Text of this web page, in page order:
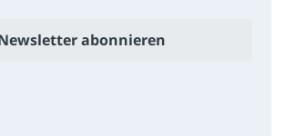
abonnieren